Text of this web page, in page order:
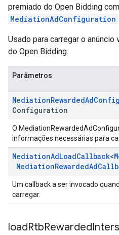
premiado do Open Bidding
MediationAdConfiguration
Usado para carregar o
do Open Bidding.
Parâmetros
MediationRewardedAd
Configuration
O
informações necessárias para
MediationAdLoadCallback<
MediationRewardedAd
Um callback a ser invocado
carregar.
loadRtbRewarded